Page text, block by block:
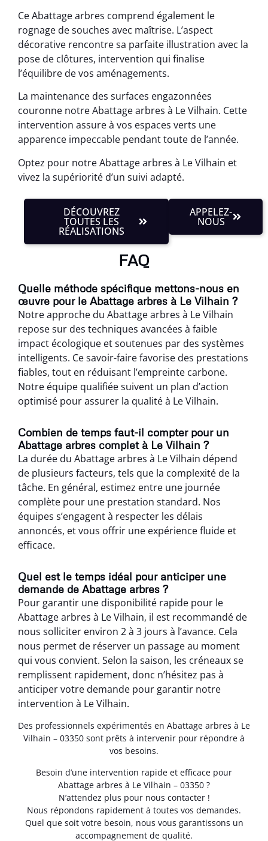
Ce Abattage arbres comprend également le
rognage de souches avec maîtrise. L’aspect
décorative rencontre sa parfaite illustration avec la
pose de clôtures, intervention qui finalise
l’équilibre de vos aménagements.
La maintenance des surfaces engazonnées
couronne notre Abattage arbres à Le Vilhain. Cette
intervention assure à vos espaces verts une
apparence impeccable pendant toute de l’année.
Optez pour notre Abattage arbres à Le Vilhain et
vivez la supériorité d’un suivi adapté.
DÉCOUVREZ
TOUTES LES
RÉALISATIONS
APPELEZ-
NOUS
FAQ
Quelle méthode spécifique mettons-nous en
œuvre pour le Abattage arbres à Le Vilhain ?
Notre approche du Abattage arbres à Le Vilhain
repose sur des techniques avancées à faible
impact écologique et soutenues par des systèmes
intelligents. Ce savoir-faire favorise des prestations
fiables, tout en réduisant l’empreinte carbone.
Notre équipe qualifiée suivent un plan d’action
optimisé pour assurer la qualité à Le Vilhain.
Combien de temps faut-il compter pour un
Abattage arbres complet à Le Vilhain ?
La durée du Abattage arbres à Le Vilhain dépend
de plusieurs facteurs, tels que la complexité de la
tâche. En général, estimez entre une journée
complète pour une prestation standard. Nos
équipes s’engagent à respecter les délais
annoncés, et vous offrir une expérience fluide et
efficace.
Quel est le temps idéal pour anticiper une
demande de Abattage arbres ?
Pour garantir une disponibilité rapide pour le
Abattage arbres à Le Vilhain, il est recommandé de
nous solliciter environ 2 à 3 jours à l’avance. Cela
nous permet de réserver un passage au moment
qui vous convient. Selon la saison, les créneaux se
remplissent rapidement, donc n’hésitez pas à
anticiper votre demande pour garantir notre
intervention à Le Vilhain.
Des professionnels expérimentés en Abattage arbres à Le
Vilhain – 03350 sont prêts à intervenir pour répondre à
vos besoins.
Besoin d’une intervention rapide et efficace pour
Abattage arbres à Le Vilhain – 03350 ?
N’attendez plus pour nous contacter !
Nous répondons rapidement à toutes vos demandes.
Quel que soit votre besoin, nous vous garantissons un
accompagnement de qualité.